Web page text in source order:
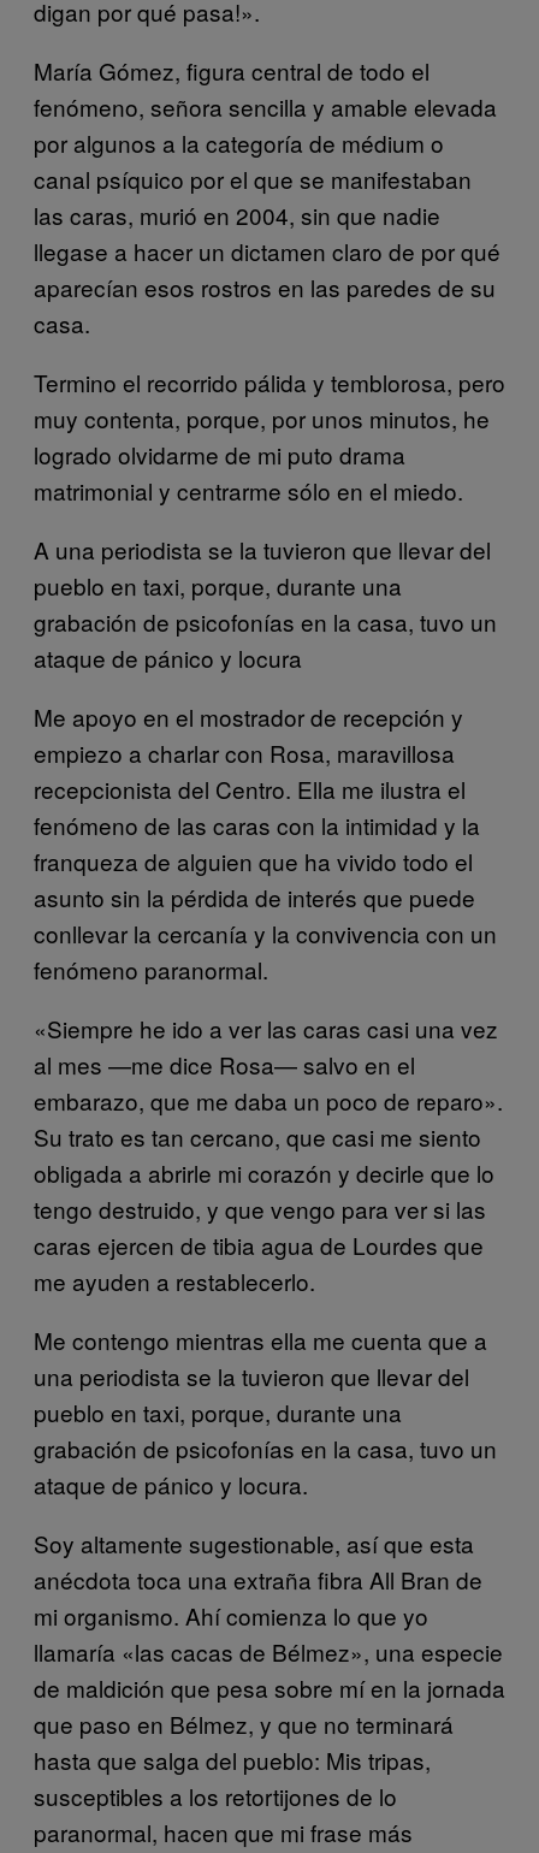
digan por qué pasa!».
María Gómez, figura central de todo el
fenómeno, señora sencilla y amable elevada
por algunos a la categoría de médium o
canal psíquico por el que se manifestaban
las caras, murió en 2004, sin que nadie
llegase a hacer un dictamen claro de por qué
aparecían esos rostros en las paredes de su
casa.
Termino el recorrido pálida y temblorosa, pero
muy contenta, porque, por unos minutos, he
logrado olvidarme de mi puto drama
matrimonial y centrarme sólo en el miedo.
A una periodista se la tuvieron que llevar del
pueblo en taxi, porque, durante una
grabación de psicofonías en la casa, tuvo un
ataque de pánico y locura
Me apoyo en el mostrador de recepción y
empiezo a charlar con Rosa, maravillosa
recepcionista del Centro. Ella me ilustra el
fenómeno de las caras con la intimidad y la
franqueza de alguien que ha vivido todo el
asunto sin la pérdida de interés que puede
conllevar la cercanía y la convivencia con un
fenómeno paranormal.
«Siempre he ido a ver las caras casi una vez
al mes —me dice Rosa— salvo en el
embarazo, que me daba un poco de reparo».
Su trato es tan cercano, que casi me siento
obligada a abrirle mi corazón y decirle que lo
tengo destruido, y que vengo para ver si las
caras ejercen de tibia agua de Lourdes que
me ayuden a restablecerlo.
Me contengo mientras ella me cuenta que a
una periodista se la tuvieron que llevar del
pueblo en taxi, porque, durante una
grabación de psicofonías en la casa, tuvo un
ataque de pánico y locura.
Soy altamente sugestionable, así que esta
anécdota toca una extraña fibra All Bran de
mi organismo. Ahí comienza lo que yo
llamaría «las cacas de Bélmez», una especie
de maldición que pesa sobre mí en la jornada
que paso en Bélmez, y que no terminará
hasta que salga del pueblo: Mis tripas,
susceptibles a los retortijones de lo
paranormal, hacen que mi frase más